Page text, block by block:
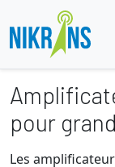
pour
Les